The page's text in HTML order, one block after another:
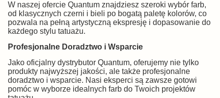
W naszej ofercie Quantum znajdziesz szeroki wybór farb,
od klasycznych czerni i bieli po bogatą paletę kolorów, co
pozwala na pełną artystyczną ekspresję i dopasowanie do
każdego stylu tatuażu.
Profesjonalne Doradztwo i Wsparcie
Jako oficjalny dystrybutor Quantum, oferujemy nie tylko
produkty najwyższej jakości, ale także profesjonalne
doradztwo i wsparcie. Nasi eksperci są zawsze gotowi
pomóc w wyborze idealnych farb do Twoich projektów